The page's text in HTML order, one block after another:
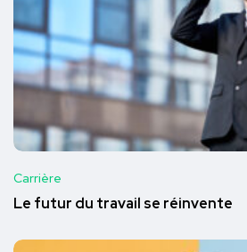
Carrière
Le futur du travail se réinvente